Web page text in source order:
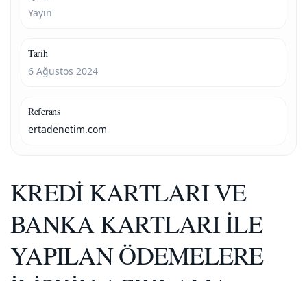
Yayın
Tarih
6 Ağustos 2024
Referans
ertadenetim.com
KREDİ KARTLARI VE
BANKA KARTLARI İLE
YAPILAN ÖDEMELERE